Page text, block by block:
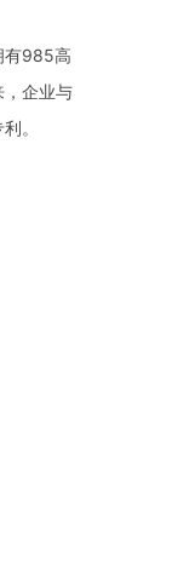
有985高
，企业与
。